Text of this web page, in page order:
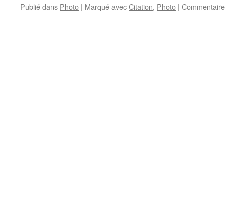
Publié dans Photo | Marqué avecCitation, Photo |